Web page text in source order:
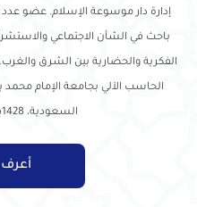
إدارة دار موسوعة الإسلام. عضو
باحث في الشأن الاجتماعي
الفكرية والحضارية بين الشرق
الحاسب الآلي بجامعة الإمام محمد
السعودية، 1428هـ/ 2007م – 1434هـ
أعرف